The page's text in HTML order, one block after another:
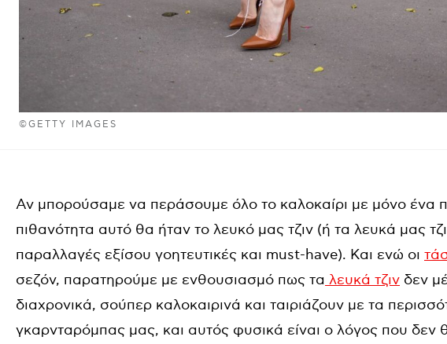
©GETTY IMAGES
Αν μπορούσαμε να περάσουμε όλο το καλοκαίρι με μόνο ένα
πιθανότητα αυτό θα ήταν το λευκό μας τζιν (ή τα λευκά μας
παραλλαγές εξίσου γοητευτικές και must-have). Και ενώ οι
σεζόν, παρατηρούμε με ενθουσιασμό πως τα λευκά τζιν δεν
διαχρονικά, σούπερ καλοκαιρινά και ταιριάζουν με τα
γκαρνταρόμπας μας, και αυτός φυσικά είναι ο λόγος που